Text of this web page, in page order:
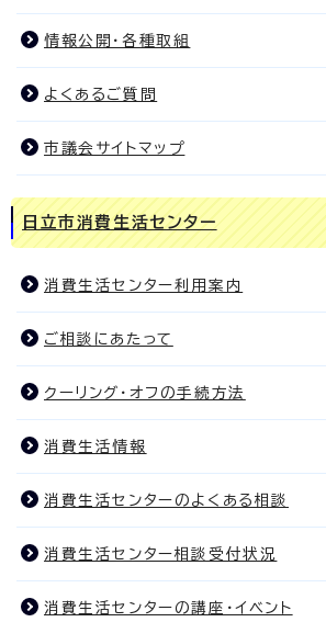
情報公開・各種取組
よくあるご質問
市議会サイトマップ
日立市消費生活センター
消費生活センター利用案内
ご相談にあたって
クーリング・オフの手続方法
消費生活情報
消費生活センターのよくある相談
消費生活センター相談受付状況
消費生活センターの講座・イベント